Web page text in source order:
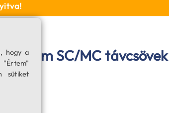
mm SC/MC
hogy a
"Értem"
sütiket